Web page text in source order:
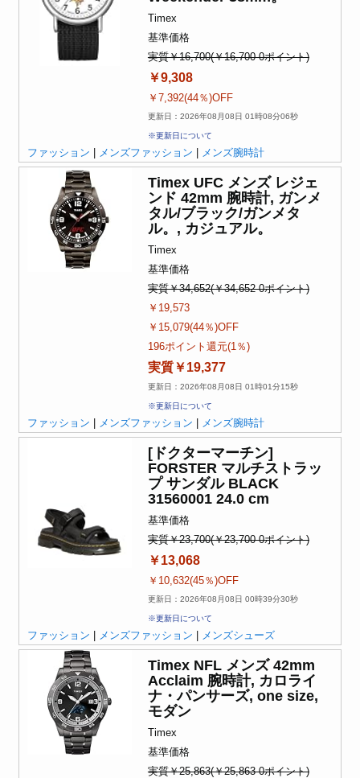
Timex
基準価格
実質￥16,700(￥16,700-0ポイント)
￥9,308
￥7,392(44％)OFF
更新日：2026年08月08日 01時08分06秒
※更新日について
ファッション メンズファッション メンズ腕時計
Timex UFC メンズ レジェ
ンド 42mm 腕時計, ガンメ
タル/ブラック/ガンメタ
ル。, カジュアル。
Timex
基準価格
実質￥34,652(￥34,652-0ポイント)
￥19,573
￥15,079(44％)OFF
196ポイント還元(1％)
実質￥19,377
更新日：2026年08月08日 01時01分15秒
※更新日について
ファッション メンズファッション メンズ腕時計
[ドクターマーチン]
FORSTER マルチストラッ
プ サンダル BLACK
31560001 24.0 cm
基準価格
実質￥23,700(￥23,700-0ポイント)
￥13,068
￥10,632(45％)OFF
更新日：2026年08月08日 00時39分30秒
※更新日について
ファッション メンズファッション メンズシューズ
Timex NFL メンズ 42mm
Acclaim 腕時計, カロライ
ナ・パンサーズ, one size,
モダン
Timex
基準価格
実質￥25,863(￥25,863-0ポイント)